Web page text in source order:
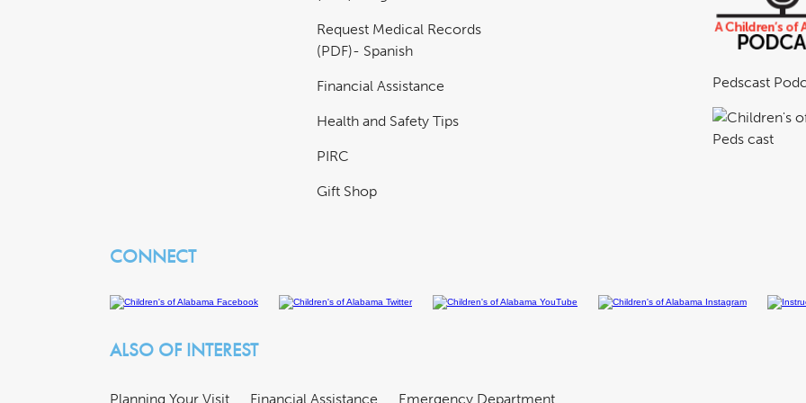
Request Medical Records
(PDF)- Spanish
Financial Assistance
Health and Safety Tips
PIRC
Gift Shop
Pedscast
CONNECT
ALSO OF INTEREST
Planning Your Visit Financial Assistance Emergency Department